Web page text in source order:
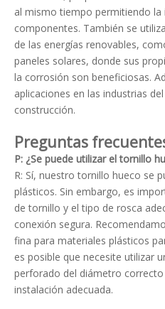
al mismo tiempo permitiendo
componentes. También se
de las energías renovables,
paneles solares, donde sus
la corrosión son beneficiosas.
aplicaciones en las industrias
construcción.
Preguntas
P: ¿Se puede utilizar el tornillo
R: Sí, nuestro tornillo hueco se
plásticos. Sin embargo, es
de tornillo y el tipo de rosca
conexión segura.
fina para materiales plásticos
es posible que necesite utilizar
perforado del diámetro
instalación adecuada.